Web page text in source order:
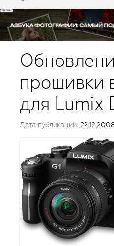
прошивки
для Lumix
Дата публикации: 22.12.2008